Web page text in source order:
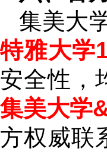
集美大
特雅大学
安全性，
集美大学
方权威联